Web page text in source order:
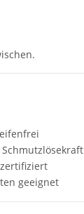
zertifiziert
geeignet